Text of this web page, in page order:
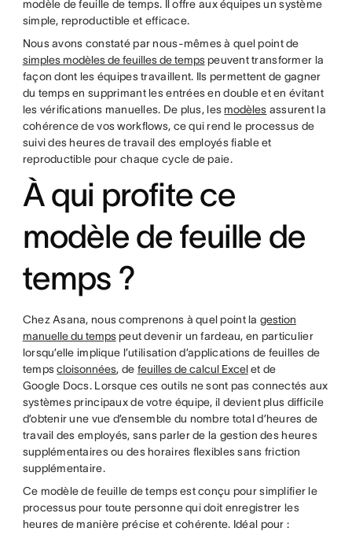
modèle de feuille de temps. Il offre aux équipes un système
simple, reproductible et efficace.
Nous avons constaté par nous-mêmes à quel point de
simples modèles de feuilles de tempspeuvent transformer la
façon dont les équipes travaillent. Ils permettent de gagner
du temps en supprimant les entrées en double et en évitant
les vérifications manuelles. De plus, les modèles assurent la
cohérence de vos workflows, ce qui rend le processus de
suivi des heures de travail des employés fiable et
reproductible pour chaque cycle de paie.
À qui profite ce
modèle de feuille de
temps ?
Chez Asana, nous comprenons à quel point la gestion
manuelle du tempspeut devenir un fardeau, en particulier
lorsqu’elle implique l’utilisation d’applications de feuilles de
tempscloisonnées, de feuilles de calcul Excelet de
Google Docs. Lorsque ces outils ne sont pas connectés aux
systèmes principaux de votre équipe, il devient plus difficile
d’obtenir une vue d’ensemble du nombre total d’heures de
travail des employés, sans parler de la gestion des heures
supplémentaires ou des horaires flexibles sans friction
supplémentaire.
Ce modèle de feuille de temps est conçu pour simplifier le
processus pour toute personne qui doit enregistrer les
heures de manière précise et cohérente. Idéal pour :